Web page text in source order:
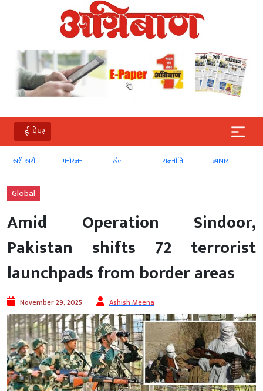
ई-पेपर
खरी-खरी मनोरंजन खेल राजनीति व्‍यापार
Global
Amid Operation Sindoor,
Pakistan shifts 72 terrorist
launchpads from border areas
November 29, 2025 Ashish Meena